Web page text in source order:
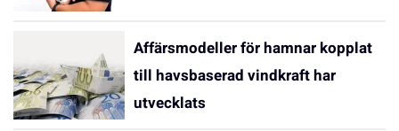
Affärsmodeller för hamnar kopplat
till havsbaserad vindkraft har
utvecklats